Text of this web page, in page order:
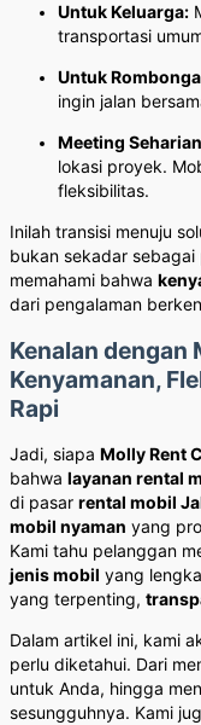
Untuk Keluarga:
transportasi
Untuk
ingin jalan
Meeting
lokasi proyek.
fleksibilitas.
Inilah transisi menuju
bukan sekadar
memahami bahwa
dari pengalaman
Kenalan dengan
Kenyamanan,
Rapi
Jadi, siapa Molly Rent
bahwa layanan rental
di pasar rental mobil
mobil nyaman yang
Kami tahu pelanggan
jenis mobil yang
yang terpenting,
Dalam artikel ini, kami
perlu diketahui. Dari
untuk Anda, hingga
sesungguhnya. Kami